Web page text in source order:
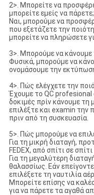
2>. Μπορείτε να
μπορείτε εμείς να πάρετε;
Ναι, μπορούμε να
που εξετάζετε την
μπορείτε να πληρώσετε
3>. Μπορούμε να
Φυσικά, μπορούμε να
ονομάσουμε την
4>. Πώς ελέγχετε την
Έχουμε το QC profesional
δοκιμές πρίν κάνουμε τη
επιλέξτε και examin την
πριν από τη συσκευασία.
5>. Πώς μπορούμε να
Για τη μικρή διαταγή,
FEDEX, από σπίτι σε
Για τη μεγαλύτερη
θαλασσίως. Εάν
επιλέξετε τη ναυτιλία
Μπορείτε επίσης να
για να πάρετε τα αγαθά